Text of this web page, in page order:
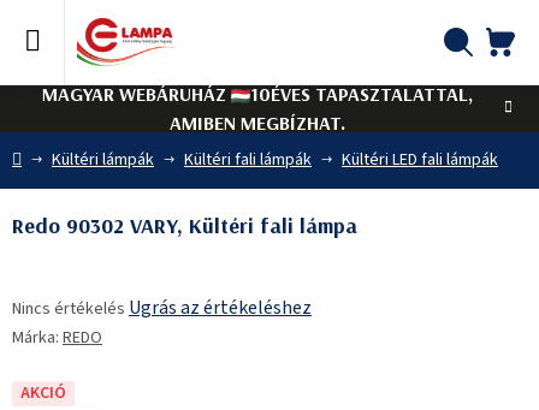
tartalomhoz
MAGYAR WEBÁRUHÁZ
10ÉVES TAPASZTALATTAL,
AMIBEN MEGBÍZHAT.
Kezdőlap
Kültéri lámpák Kültéri fali lámpák Kültéri LED fali lámpák
Redo 90302 VARY, Kültéri fali lámpa
termék
átlagos
5-
Nincs értékelés Ugrás az értékeléshez
Márka: REDO
AKCIÓ